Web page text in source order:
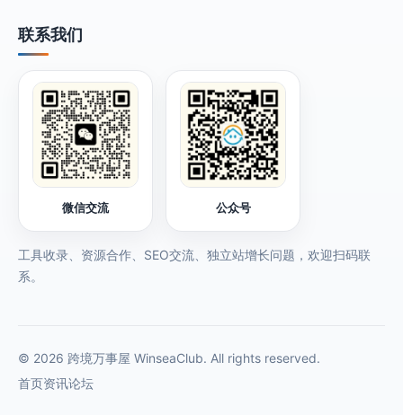
联系我们
微信交流 公众号
工具收录、资源合作、SEO交流、独立站增长问题，欢迎扫码联
系。
© 2026 跨境万事屋 WinseaClub. All rights reserved.
首页资讯论坛